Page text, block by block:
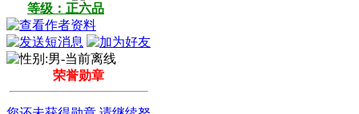
等级：正六品
荣誉勋章